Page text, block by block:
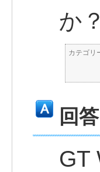
か？
カテゴリ
回答
GT